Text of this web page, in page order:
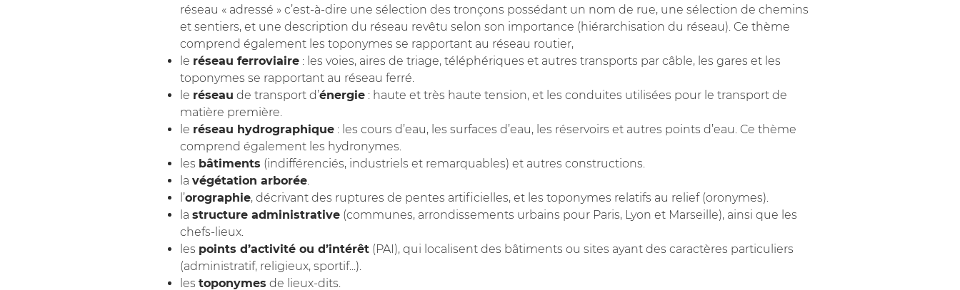
réseau « adressé » c’est-à-dire une sélection des tronçons possédant un nom de rue, une sélection de chemins
et sentiers, et une description du réseau revêtu selon son importance (hiérarchisation du réseau). Ce thème
comprend également les toponymes se rapportant au réseau routier,
le réseau ferroviaire : les voies, aires de triage, téléphériques et autres transports par câble, les gares et les
toponymes se rapportant au réseau ferré.
le réseau de transport d’énergie : haute et très haute tension, et les conduites utilisées pour le transport de
matière première.
le réseau hydrographique : les cours d’eau, les surfaces d’eau, les réservoirs et autres points d’eau. Ce thème
comprend également les hydronymes.
les bâtiments (indifférenciés, industriels et remarquables) et autres constructions.
la végétation arborée
l’orographie, décrivant des ruptures de pentes artificielles, et les toponymes relatifs au relief (oronymes).
la structure administrative (communes, arrondissements urbains pour Paris, Lyon et Marseille), ainsi que les
chefs-lieux.
les points d’activité ou d’intérêt (PAI), qui localisent des bâtiments ou sites ayant des caractères particuliers
(administratif, religieux, sportif...).
les toponymes de lieux-dits.